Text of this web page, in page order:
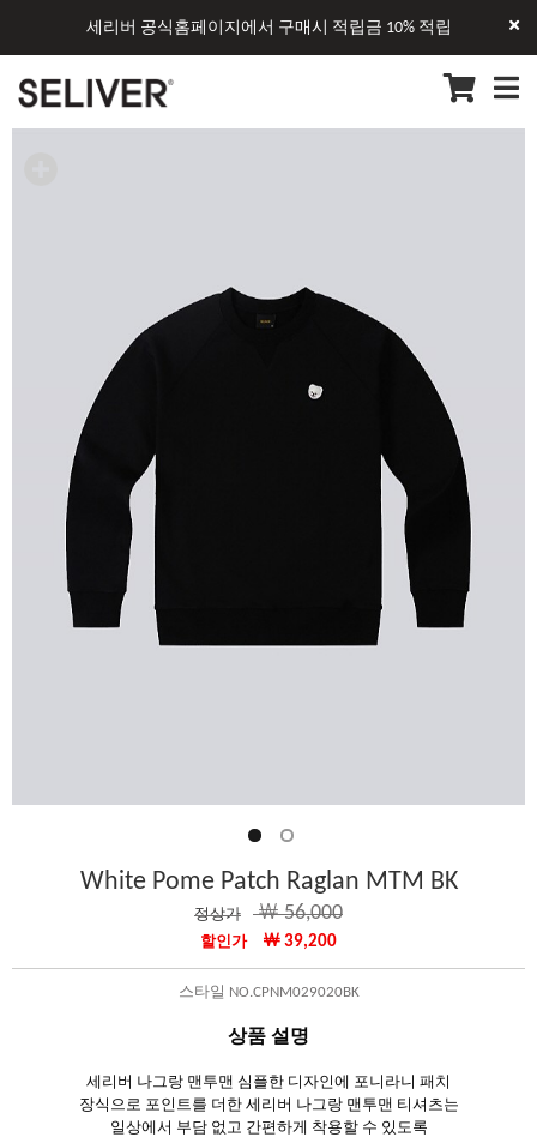
세리버 공식홈페이지에서 구매시 적립금 10% 적립
White Pome Patch Raglan MTM BK
정상가 ￦ 56,000
할인가 ￦ 39,200
스타일 NO.CPNM029020BK
상품 설명
세리버 나그랑 맨투맨 심플한 디자인에 포니라니 패치
장식으로 포인트를 더한 세리버 나그랑 맨투맨 티셔츠는
일상에서 부담 없고 간편하게 착용할 수 있도록